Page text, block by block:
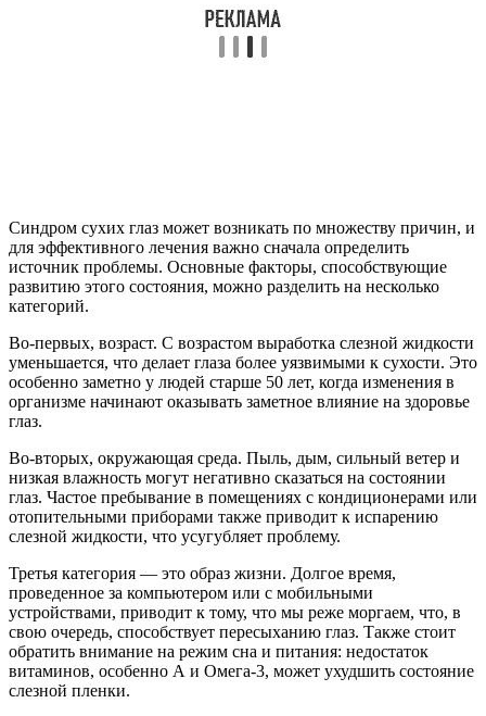
Синдром сухих глаз может возникать по множеству причин, и
для эффективного лечения важно сначала определить
источник проблемы. Основные факторы, способствующие
развитию этого состояния, можно разделить на несколько
категорий.
Во-первых, возраст. С возрастом выработка слезной жидкости
уменьшается, что делает глаза более уязвимыми к сухости. Это
особенно заметно у людей старше 50 лет, когда изменения в
организме начинают оказывать заметное влияние на здоровье
глаз.
Во-вторых, окружающая среда. Пыль, дым, сильный ветер и
низкая влажность могут негативно сказаться на состоянии
глаз. Частое пребывание в помещениях с кондиционерами или
отопительными приборами также приводит к испарению
слезной жидкости, что усугубляет проблему.
Третья категория — это образ жизни. Долгое время,
проведенное за компьютером или с мобильными
устройствами, приводит к тому, что мы реже моргаем, что, в
свою очередь, способствует пересыханию глаз. Также стоит
обратить внимание на режим сна и питания: недостаток
витаминов, особенно А и Омега-3, может ухудшить состояние
слезной пленки.